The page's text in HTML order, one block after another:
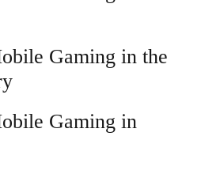
Gaming in the
Gaming in